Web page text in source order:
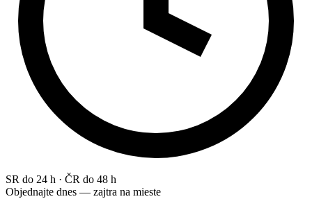
SR do 24 h · ČR do 48 h
Objednajte dnes — zajtra na mieste